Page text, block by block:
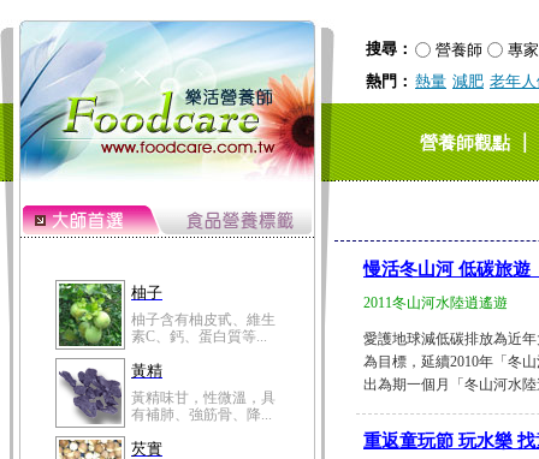
搜尋： 營養師
專家
熱門： 熱量 減肥 老年
營養師觀點｜
柚子
柚子含有柚皮甙、維生
素C、鈣、蛋白質等...
黃精
黃精味甘，性微溫，具
有補肺、強筋骨、降...
芡實
慢活冬山河 低碳旅遊
2011冬山河水陸逍遙遊
愛護地球減低碳排放為近
為目標，延續2010年「冬
出為期一個月「冬山河水
重返童玩節 玩水樂